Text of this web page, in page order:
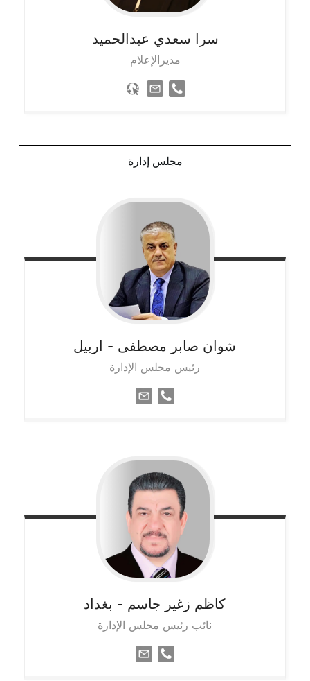
سرا سعدي عبدالحميد
مديرالإعلام
مجلس إدارة
شوان صابر مصطفى - اربيل
رئيس مجلس الإدارة
كاظم زغير جاسم - بغداد
نائب رئيس مجلس الإدارة